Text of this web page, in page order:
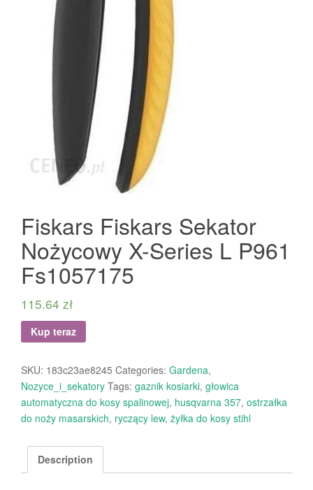
Fiskars Fiskars Sekator
Nożycowy X-Series L P961
Fs1057175
115.64 zł
Kup teraz
SKU: 183c23ae8245 Categories: Gardena,
Nozyce_i_sekatory Tags: gaznik kosiarki, głowica
automatyczna do kosy spalinowej, husqvarna 357, ostrzałka
do noży masarskich, ryczący lew, żyłka do kosy stihl
Description